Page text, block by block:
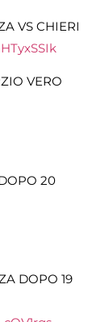
VS CHIERI
VERO
20
DOPO 19